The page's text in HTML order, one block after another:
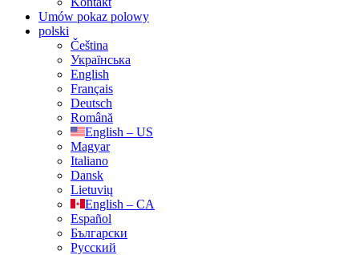
Umów pokaz polowy
polski
Čeština
Українська
English
Français
Deutsch
Română
English – US
Magyar
Italiano
Dansk
Lietuvių
English – CA
Español
Български
Русский